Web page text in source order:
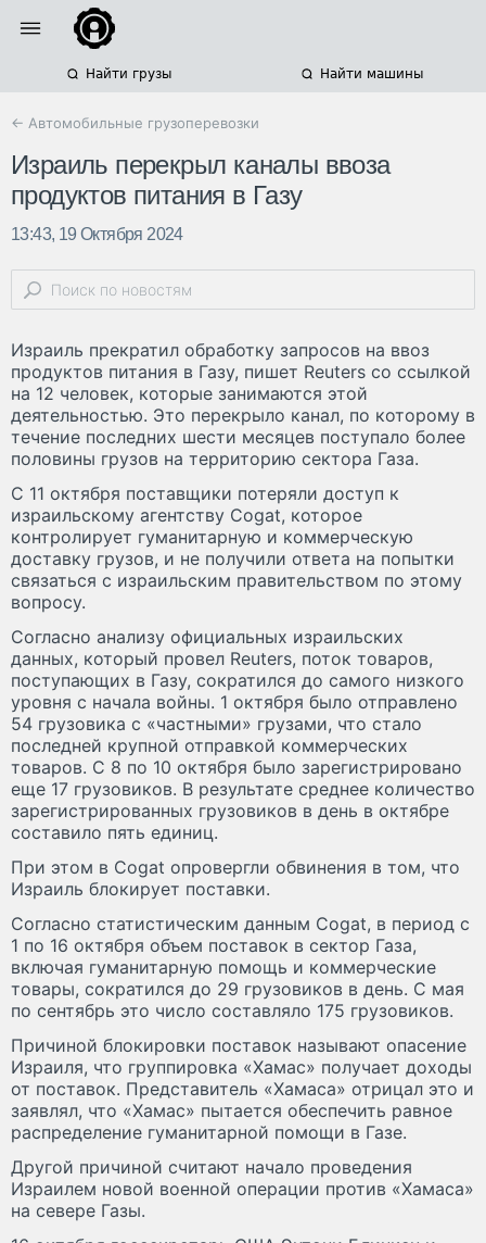
Найти грузы Найти машины
← Автомобильные грузоперевозки
Израиль перекрыл каналы ввоза
продуктов питания в Газу
13:43, 19 Октября 2024
Израиль прекратил обработку запросов на ввоз
продуктов питания в Газу, пишет Reuters со ссылкой
на 12 человек, которые занимаются этой
деятельностью. Это перекрыло канал, по которому в
течение последних шести месяцев поступало более
половины грузов на территорию сектора Газа.
С 11 октября поставщики потеряли доступ к
израильскому агентству Cogat, которое
контролирует гуманитарную и коммерческую
доставку грузов, и не получили ответа на попытки
связаться с израильским правительством по этому
вопросу.
Согласно анализу официальных израильских
данных, который провел Reuters, поток товаров,
поступающих в Газу, сократился до самого низкого
уровня с начала войны. 1 октября было отправлено
54 грузовика с «частными» грузами, что стало
последней крупной отправкой коммерческих
товаров. С 8 по 10 октября было зарегистрировано
еще 17 грузовиков. В результате среднее количество
зарегистрированных грузовиков в день в октябре
составило пять единиц.
При этом в Cogat опровергли обвинения в том, что
Израиль блокирует поставки.
Согласно статистическим данным Cogat, в период с
1 по 16 октября объем поставок в сектор Газа,
включая гуманитарную помощь и коммерческие
товары, сократился до 29 грузовиков в день. С мая
по сентябрь это число составляло 175 грузовиков.
Причиной блокировки поставок называют опасение
Израиля, что группировка «Хамас» получает доходы
от поставок. Представитель «Хамаса» отрицал это и
заявлял, что «Хамас» пытается обеспечить равное
распределение гуманитарной помощи в Газе.
Другой причиной считают начало проведения
Израилем новой военной операции против «Хамаса»
на севере Газы.